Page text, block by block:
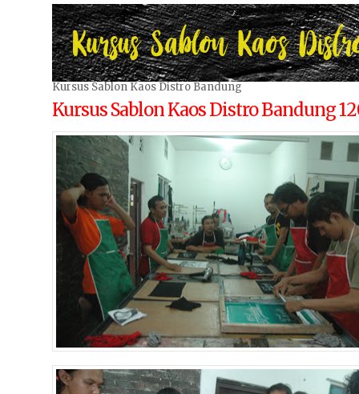
Kursus Sablon Kaos Distro Bandung
Kursus Sablon Kaos Distro Bandung